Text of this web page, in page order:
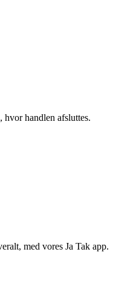
handlen afsluttes.
med vores Ja Tak app.